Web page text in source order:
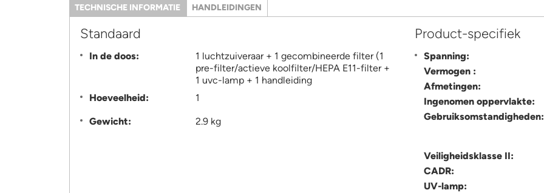
Information
TECHNISCHE INFORMATIE (ACTIEVE
TABBLAD)
HANDLEIDINGEN
Standaard
In de doos:
1 luchtzuiveraar + 1 gecombineerde filter (1
pre-filter/actieve koolfilter/HEPA E11-filter +
1 uvc-lamp + 1 handleiding
Hoeveelheid:
1
Gewicht: 2.9 kg
Product-specifiek
Spanning:
Vermogen :
Afmetingen:
Ingenomen oppervlakte:
Gebruiksomstandigheden:
Veiligheidsklasse II:
CADR:
UV-lamp: